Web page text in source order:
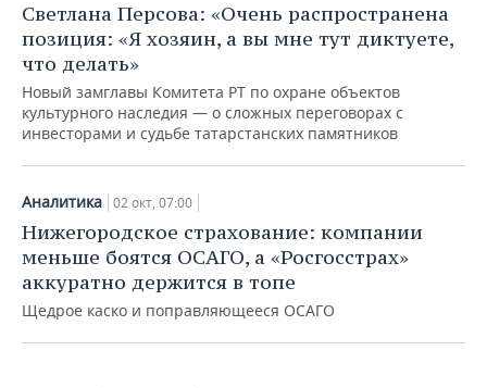
Светлана Персова: «Очень распространена
позиция: «Я хозяин, а вы мне тут диктуете,
что делать»
Новый замглавы Комитета РТ по охране объектов
культурного наследия — о сложных переговорах с
инвесторами и судьбе татарстанских памятников
Аналитика 02 окт, 07:00
Нижегородское страхование: компании
меньше боятся ОСАГО, а «Росгосстрах»
аккуратно держится в топе
Щедрое каско и поправляющееся ОСАГО
Общество
Под одной крышей: как татарский
богослов Зия Камали поселил у себя
башкирского классика Мажита
Гафури
02 окт, 07:00